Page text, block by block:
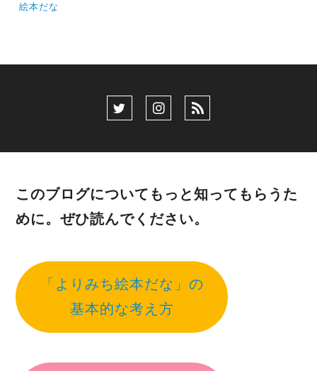
絵本だな
このブログについてもっと知ってもらうた
めに。ぜひ読んでください。
「よりみち絵本だな」の
基本的な考え方